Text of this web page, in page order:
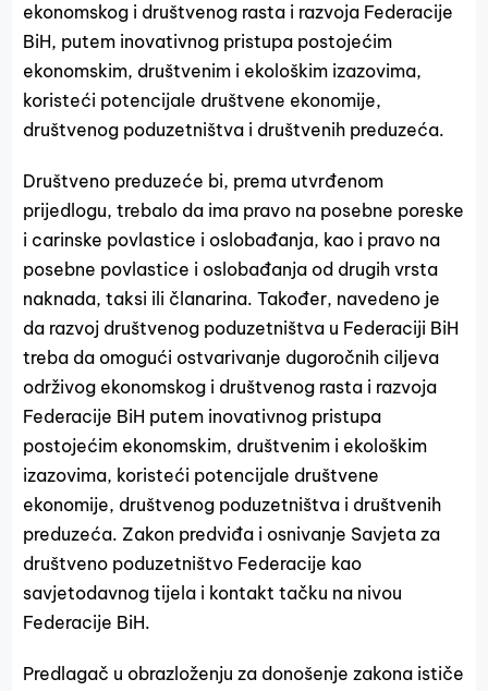
ekonomskog i društvenog rasta i razvoja Federacije
BiH, putem inovativnog pristupa postojećim
ekonomskim, društvenim i ekološkim izazovima,
koristeći potencijale društvene ekonomije,
društvenog poduzetništva i društvenih preduzeća.
Društveno preduzeće bi, prema utvrđenom
prijedlogu, trebalo da ima pravo na posebne poreske
i carinske povlastice i oslobađanja, kao i pravo na
posebne povlastice i oslobađanja od drugih vrsta
naknada, taksi ili članarina. Također, navedeno je
da razvoj društvenog poduzetništva u Federaciji BiH
treba da omogući ostvarivanje dugoročnih ciljeva
održivog ekonomskog i društvenog rasta i razvoja
Federacije BiH putem inovativnog pristupa
postojećim ekonomskim, društvenim i ekološkim
izazovima, koristeći potencijale društvene
ekonomije, društvenog poduzetništva i društvenih
preduzeća. Zakon predviđa i osnivanje Savjeta za
društveno poduzetništvo Federacije kao
savjetodavnog tijela i kontakt tačku na nivou
Federacije BiH.
Predlagač u obrazloženju za donošenje zakona ističe